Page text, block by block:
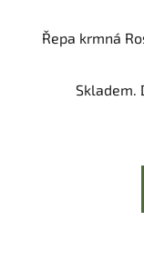
Řepa krmná
Skladem.